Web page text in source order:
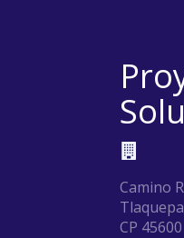
Camino
CP 45600